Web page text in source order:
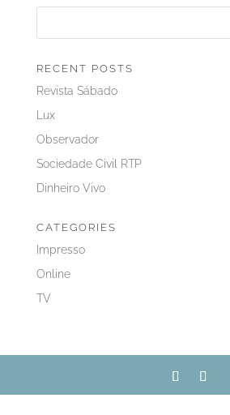
RECENT POSTS
Revista Sábado
Lux
Observador
Sociedade Civil RTP
Dinheiro Vivo
CATEGORIES
Impresso
Online
TV